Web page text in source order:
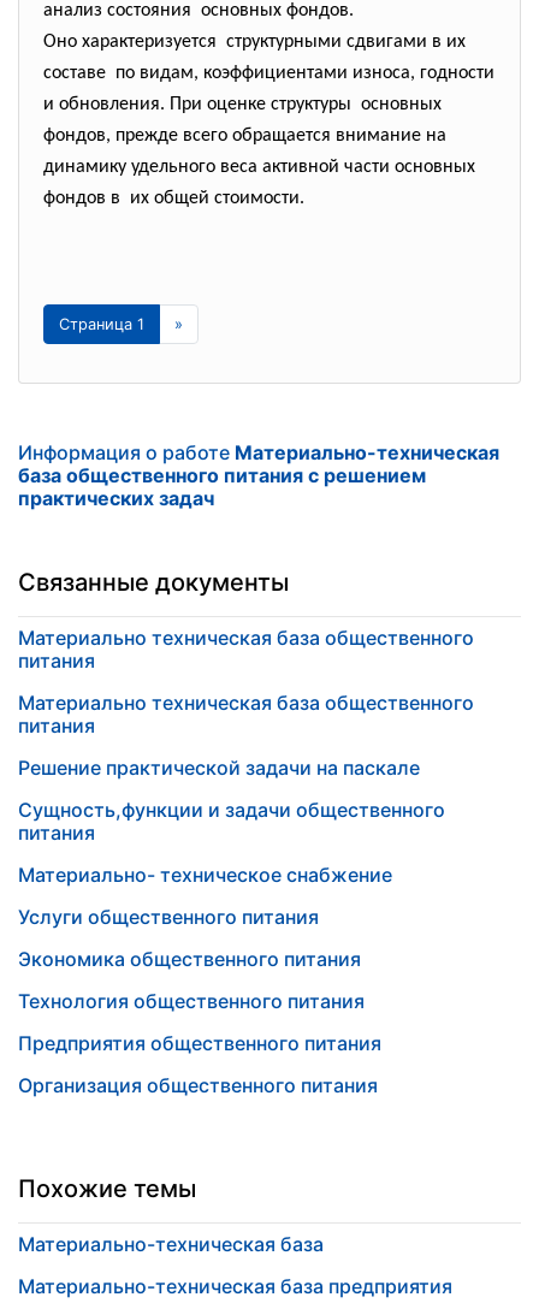
анализ состояния основных фондов.
Оно характеризуется структурными сдвигами в их
составе по видам, коэффициентами износа, годности
и обновления. При оценке структуры основных
фондов, прежде всего обращается внимание на
динамику удельного веса активной части основных
фондов в их общей стоимости.
Страница 1 »
Информация о работе Материально-техническая
база общественного питания с решением
практических задач
Связанные документы
Материально техническая база общественного
питания
Материально техническая база общественного
питания
Решение практической задачи на паскале
Сущность,функции и задачи общественного
питания
Материально- техническое снабжение
Услуги общественного питания
Экономика общественного питания
Технология общественного питания
Предприятия общественного питания
Организация общественного питания
Похожие темы
Материально-техническая база
Материально-техническая база предприятия